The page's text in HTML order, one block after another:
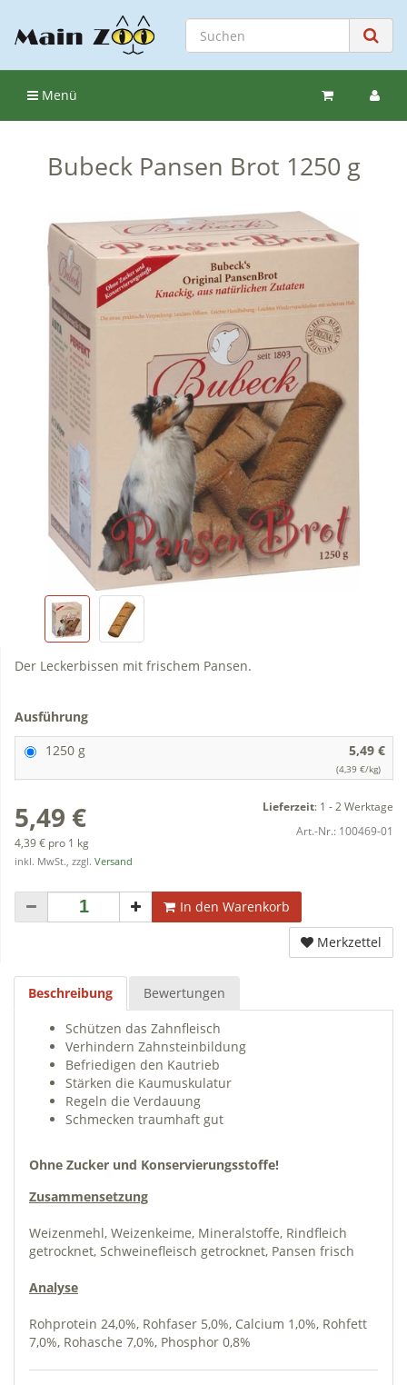
Menü
Bubeck Pansen Brot 1250 g
Der Leckerbissen mit frischem Pansen.
Ausführung
1250 g
5,49 €
(4,39 €/kg)
5,49 €
4,39 € pro 1 kg
inkl. MwSt., zzgl. Versand
Lieferzeit: 1 - 2 Werktage
Art.-Nr.: 100469-01
In den Warenkorb
Merkzettel
Beschreibung Bewertungen
Schützen das Zahnfleisch
Verhindern Zahnsteinbildung
Befriedigen den Kautrieb
Stärken die Kaumuskulatur
Regeln die Verdauung
Schmecken traumhaft gut
Ohne Zucker und Konservierungsstoffe!
Zusammensetzung
Weizenmehl, Weizenkeime, Mineralstoffe, Rindfleich
getrocknet, Schweinefleisch getrocknet, Pansen frisch
Analyse
Rohprotein 24,0%, Rohfaser 5,0%, Calcium 1,0%, Rohfett
7,0%, Rohasche 7,0%, Phosphor 0,8%